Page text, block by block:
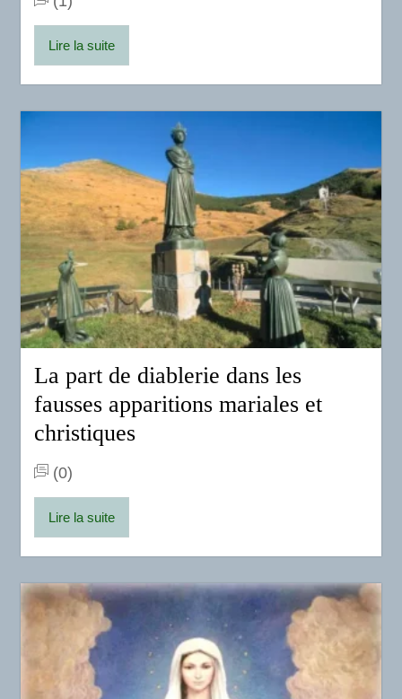
Lire la suite
La part de diablerie dans les
fausses apparitions mariales et
christiques
(0)
Lire la suite